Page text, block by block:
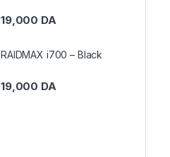
19,000 DA
RAIDMAX i700 – Black
19,000 DA